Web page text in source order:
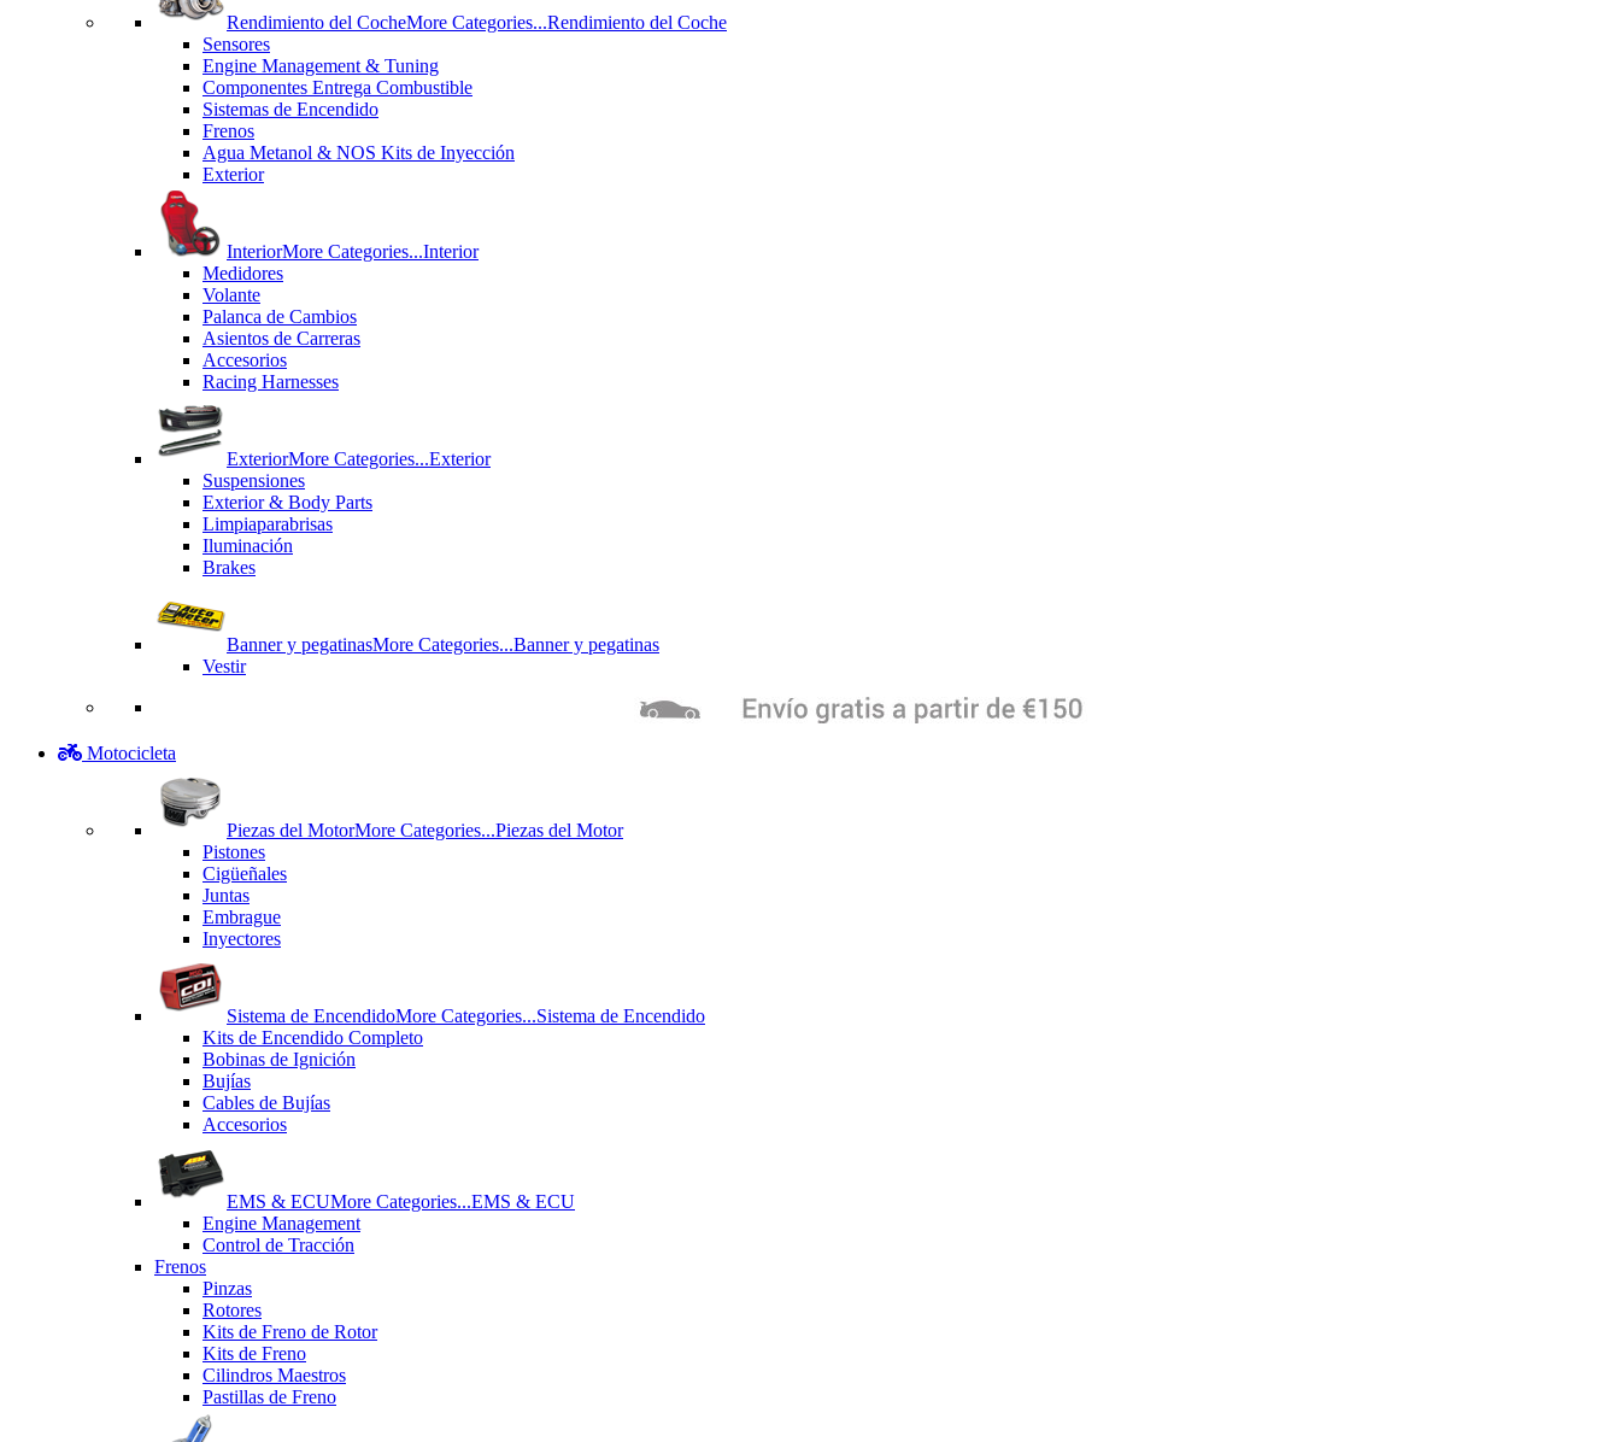
Rendimiento del CocheMore Categories...Rendimiento del Coche
Sensores
Engine Management & Tuning
Componentes Entrega Combustible
Sistemas de Encendido
Frenos
Agua Metanol & NOS Kits de Inyección
Exterior
InteriorMore Categories...Interior
Medidores
Volante
Palanca de Cambios
Asientos de Carreras
Accesorios
Racing Harnesses
ExteriorMore Categories...Exterior
Suspensiones
Exterior & Body Parts
Limpiaparabrisas
Iluminación
Brakes
Banner y pegatinasMore Categories...Banner y pegatinas
Vestir
Motocicleta
Piezas del MotorMore Categories...Piezas del Motor
Pistones
Cigüeñales
Juntas
Εmbrague
Inyectores
Sistema de EncendidoMore Categories...Sistema de Encendido
Kits de Encendido Completo
Bobinas de Ignición
Bujías
Cables de Bujías
Accesorios
EMS & ECUMore Categories...EMS & ECU
Engine Management
Control de Tracción
Frenos
Pinzas
Rotores
Kits de Freno de Rotor
Kits de Freno
Cilindros Maestros
Pastillas de Freno